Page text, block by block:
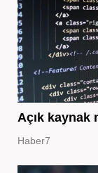
Açık kaynak
Haber7